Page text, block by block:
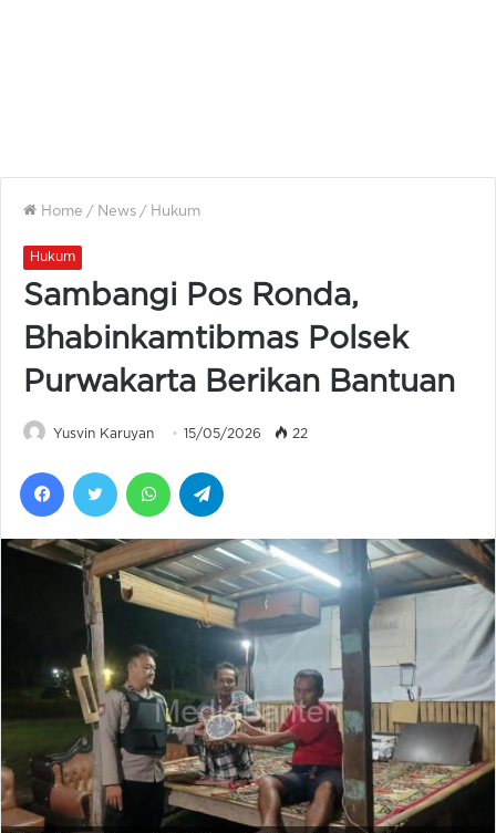
Home / News / Hukum
Hukum
Sambangi Pos Ronda,
Bhabinkamtibmas Polsek
Purwakarta Berikan Bantuan
Yusvin Karuyan 15/05/2026 22
FacebookTwitter WhatsApp